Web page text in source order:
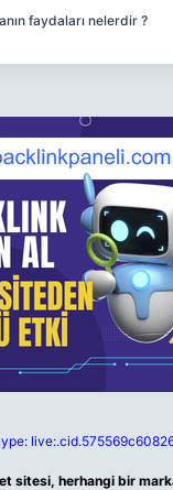
faydaları nelerdir ?
sitesi, herhangi bir